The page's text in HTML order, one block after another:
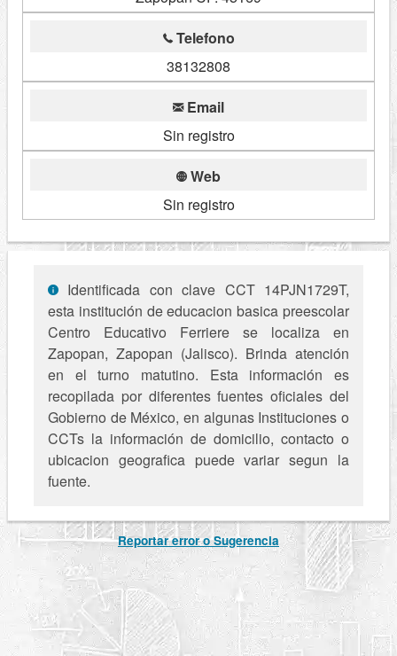
Telefono
38132808
Email
Sin registro
Web
Sin registro
Identificada con clave CCT 14PJN1729T,
esta institución de educacion basica preescolar
Centro Educativo Ferriere se localiza en
Zapopan, Zapopan (Jalisco). Brinda atención
en el turno matutino. Esta información es
recopilada por diferentes fuentes oficiales del
Gobierno de México, en algunas Instituciones o
CCTs la información de domicilio, contacto o
ubicacion geografica puede variar segun la
fuente.
Reportar error o Sugerencia